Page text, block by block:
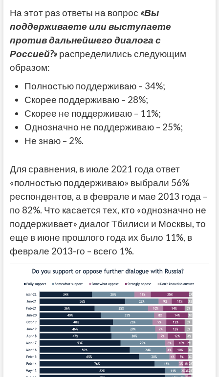
На этот раз ответы на вопрос «Вы
поддерживаете или выступаете
против дальнейшего диалога с
Россией?»распределились следующим
образом:
Полностью поддерживаю – 34%;
Скорее поддерживаю – 28%;
Скорее не поддерживаю – 11%;
Однозначно не поддерживаю – 25%;
Не знаю – 2%.
Для сравнения, в июле 2021 года ответ
«полностью поддерживаю» выбрали 56%
респондентов, а в феврале и мае 2013 года –
по 82%. Что касается тех, кто «однозначно не
поддерживает» диалог Тбилиси и Москвы, то
еще в июне прошлого года их было 11%, в
феврале 2013-го – всего 1%.